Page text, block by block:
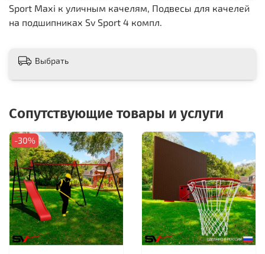
Sport Махi к уличным качелям, Подвесы для качелей
на подшипниках Sv Sport 4 компл.
Выбрать
Сопутствующие товары и услуги
-30%